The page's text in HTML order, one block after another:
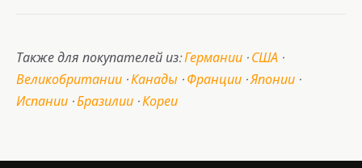
Также для покупателей из:Германии ·США ·
Великобритании ·Канады ·Франции ·Японии ·
Испании ·Бразилии ·Кореи